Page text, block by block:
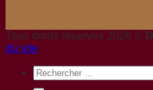
Tous droits réservés 2026 ©
du site